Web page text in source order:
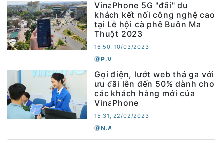
VinaPhone 5G "đãi" du
khách kết nối công nghệ cao
tại Lễ hội cà phê Buôn Ma
Thuột 2023
16:50, 10/03/2023
P.V
Gọi điện, lướt web thả ga với
ưu đãi lên đến 50% dành cho
các khách hàng mới của
VinaPhone
15:31, 22/02/2023
N.A